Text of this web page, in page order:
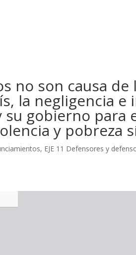
no son causa de
la negligencia e
su gobierno para
y pobreza
, EJE 11 Defensores y